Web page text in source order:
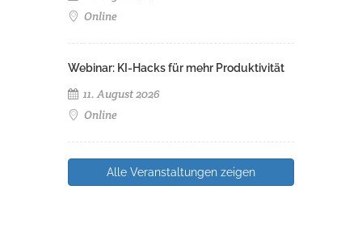
Online
Webinar: KI-Hacks für mehr Produktivität
11. August 2026
Online
Alle Veranstaltungen zeigen